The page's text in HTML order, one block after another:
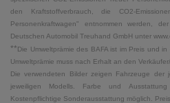
den Kraftstoffverbrauch, die CO2-
Personenkraftwagen" entnommen werden,
Deutschen Automobil Treuhand GmbH unter
**Die Umweltprämie des BAFA ist im Preis und
Umweltprämie muss nach Erhalt an den
Die verwendeten Bilder zeigen Fahrzeuge der
jeweiligen Modells. Farbe und
Kostenpflichtige Sonderausstattung möglich.